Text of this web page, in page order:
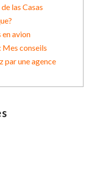
las Casas
en avion
Mes conseils
par une agence